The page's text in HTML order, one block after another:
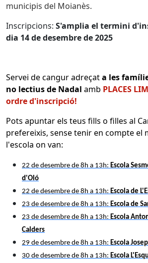
municipis del Moianès.
Inscripcions: S'amplia el termini
dia 14 de desembre de 2025
Servei de cangur adreçata les
no lectius de Nadal amb PLACES
ordre d'inscripció!
Pots apuntar els teus fills o filles al
prefereixis, sense tenir en compte el
l'escola on van:
22 de desembre de 8h a 13h: Escola
d'Oló
22 de desembre de 8h a 13h: Escola de
23 de desembre de 8h a 13h: Escola de
23 de desembre de 8h a 13h: Escola
Calders
29 de desembre de 8h a 13h: Escola
30 de desembre de 8h a 13h: Escola